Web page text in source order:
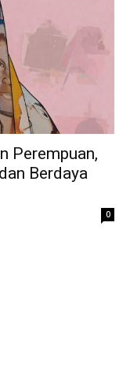
Perempuan,
Berdaya
0